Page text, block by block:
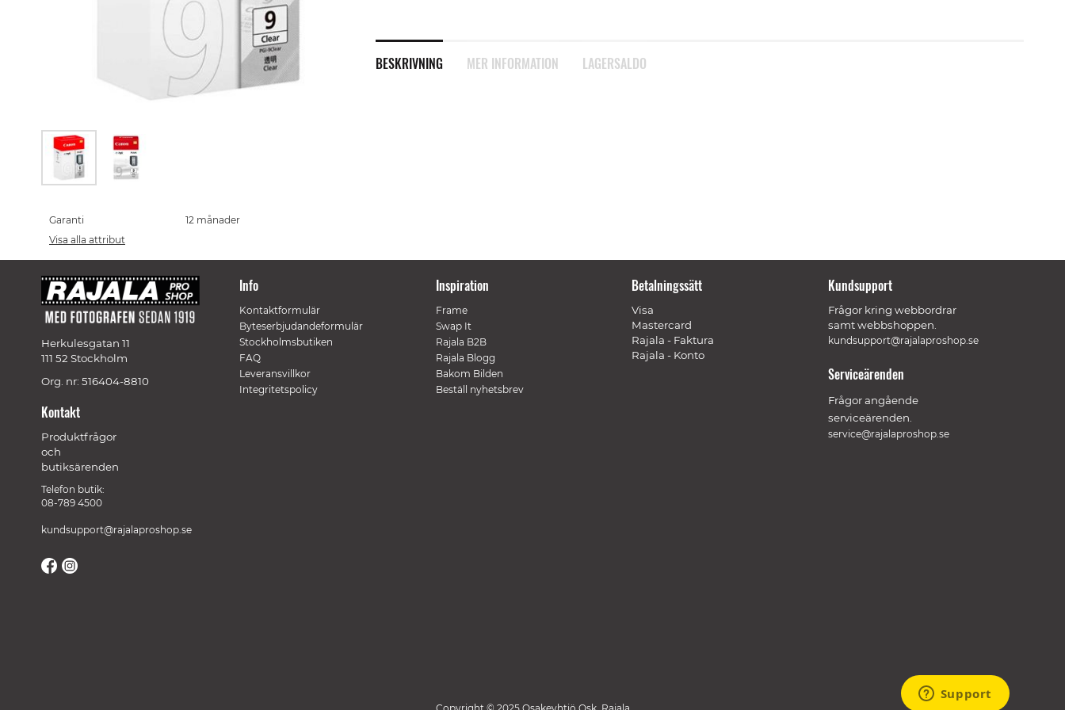
BESKRIVNING MER INFORMATION LAGERSALDO
the
beginning
of
the
images
gallery
Garanti
12 månader
Visa alla attribut
Herkulesgatan 11
111 52 Stockholm
Org. nr: 516404-8810
Kontakt
Produktfrågor
och
butiksärenden
Telefon butik:
08-789 4500
kundsupport@rajalaproshop.se
Info
Kontaktformulär
Byteserbjudandeformulär
Stockholmsbutiken
FAQ
Leveransvillkor
Integritetspolicy
Inspiration
Frame
Swap It
Rajala B2B
Rajala Blogg
Bakom Bilden
Beställ nyhetsbrev
Betalningssätt
Visa
Mastercard
Rajala - Faktura
Rajala - Konto
Kundsupport
Frågor kring webbordrar
samt webbshoppen.
kundsupport@rajalaproshop.se
Serviceärenden
Frågor angående
serviceärenden.
service@rajalaproshop.se